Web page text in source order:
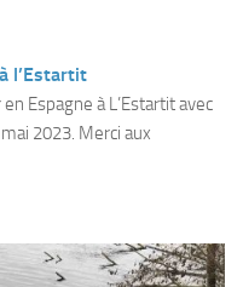
l’Estartit
Espagne à L’Estartit avec
2023. Merci aux